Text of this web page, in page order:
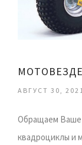
АВГУСТ 30, 2021
Обращаем Ваше
квадроциклы и